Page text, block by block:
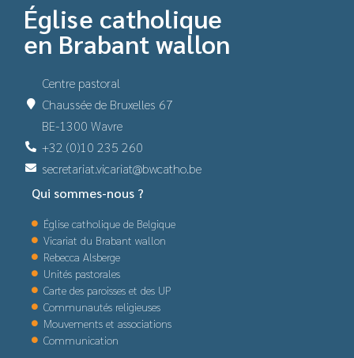
Église catholique
en Brabant wallon
Centre pastoral
Chaussée de Bruxelles 67
BE-1300 Wavre
+32 (0)10 235 260
secretariat.vicariat@bwcatho.be
Qui sommes-nous ?
Église catholique de Belgique
Vicariat du Brabant wallon
Rebecca Alsberge
Unités pastorales
Carte des paroisses et des UP
Communautés religieuses
Mouvements et associations
Communication